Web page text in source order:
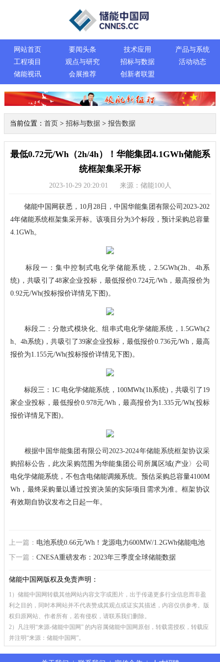
网站首页 要闻头条 技术应用
产品与系统
工程项目
观点与研究 招标与数据
活动动态
储能视讯
会展推荐 创新者联盟
当前位置： 首页> 招标与数据> 报告数据
最低0.72元/Wh（2h/4h）！华能集团4.1GWh储能系
统框架集采开标
2023-10-29 20:20:01 来源：储能100人
储能中国网获悉，10月28日，中国华能集团有限公司2023-202
4年储能系统框架集采开标。该项目分为3个标段，预计采购总容量
4.1GWh。
标段一：集中控制式电化学储能系统，2.5GWh(2h、4h系
统)，共吸引了48家企业投标，最低报价0.724元/Wh，最高报价为
0.92元/Wh(投标报价详情见下图)。
标段二：分散式模块化、组串式电化学储能系统，1.5GWh(2
h、4h系统)，共吸引了39家企业投标，最低报价0.736元/Wh，最高
报价为1.155元/Wh(投标报价详情见下图)。
标段三：1C 电化学储能系统，100MWh(1h系统)，共吸引了19
家企业投标，最低报价0.978元/Wh，最高报价为1.335元/Wh(投标
报价详情见下图)。
根据中国华能集团有限公司2023-2024年储能系统框架协议采
购招标公告 ，此次采购范围为华能集团公司所属区域(产业〉公司
电化学储能系统，不包含电储能调频系统。预估采购总容量4100M
Wh，最终采购量以通过投资决策的实际项目需求为准。框架协议
有效期自协议发布之日起一年。
上一篇： 电池系统0.66元/Wh！龙源电力600MW/1.2GWh储能电池
系统、PCS及EMS开标！
下一篇： CNESA重磅发布：2023年三季度全球储能数据
储能中国网版权及免责声明：
1）储能中国网转载其他网站内容文字或图片，出于传递更多行业信息而非盈
利之目的，同时本网站并不代表赞成其观点或证实其描述，内容仅供参考。版
权归原网站、作者所有，若有侵权，请联系我们删除。
2）凡注明“来源-储能中国网” 的内容属储能中国网原创，转载需授权，转载应
并注明“来源：储能中国网”。